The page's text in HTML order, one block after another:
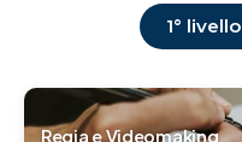
1° livello
Regia e Videomaking